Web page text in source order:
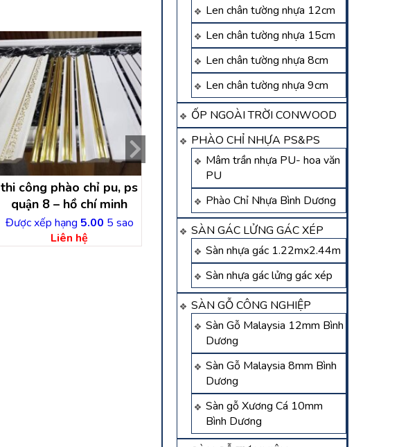
Len chân tường nhựa 12cm
Len chân tường nhựa 15cm
Len chân tường nhựa 8cm
Len chân tường nhựa 9cm
ỐP NGOÀI TRỜI CONWOOD
PHÀO CHỈ NHỰA PS&PS
Mâm trần nhựa PU- hoa văn
PU
Phào Chỉ Nhựa Bình Dương
SÀN GÁC LỬNG GÁC XÉP
Sàn nhựa gác 1.22mx2.44m
Sàn nhựa gác lửng gác xép
SÀN GỖ CÔNG NGHIỆP
Sàn Gỗ Malaysia 12mm Bình
Dương
Sàn Gỗ Malaysia 8mm Bình
Dương
Sàn gỗ Xương Cá 10mm
Bình Dương
thi công phào chỉ pu, ps
quận 8 – hồ chí minh
Được xếp hạng 5.00 5 sao
Liên hệ
thi công tấm ốp than tre
quận 8 – hồ chí minh
Được xếp hạng5.005 sao
Liên hệ
thi công tấm ốp
dĩ an hồ chí